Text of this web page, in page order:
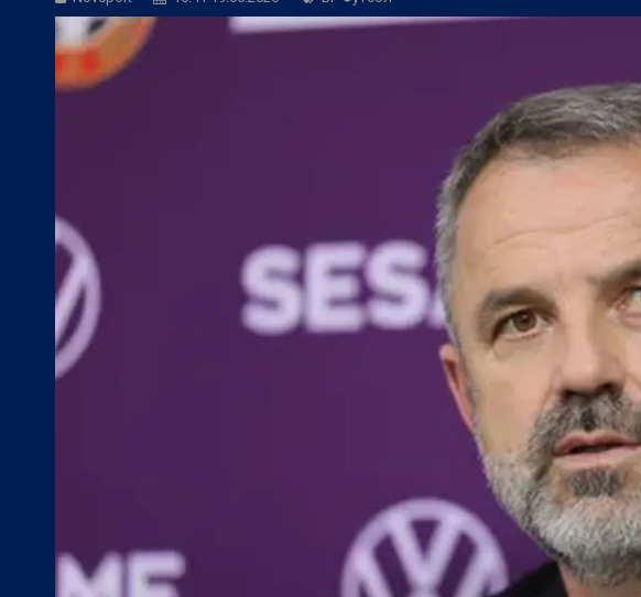
БГ Футбол:Левски ще търси четвърта поредна победа в